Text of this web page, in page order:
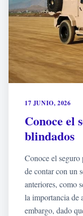
17 JUNIO, 2026
Conoce el
blindados
Conoce el
de contar con un
anteriores, como
la importancia de
embargo, dado